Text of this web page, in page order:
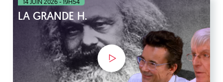
LA GRANDE H.